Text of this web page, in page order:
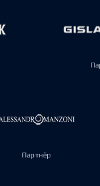
Партнёр